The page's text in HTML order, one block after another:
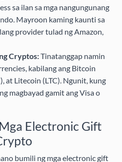
sa ilan sa mga nangungunang
Mayroon kaming kaunti sa
provider tulad ng Amazon
Cryptos:Tinatanggap namin
kabilang ang Bitcoin
at Litecoin (LTC). Ngunit, kung
magbayad gamit ang Visa o
Electronic Gift
bumili ng mga electronic gift